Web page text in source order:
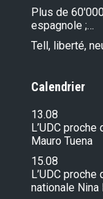
Plus de
espagnole ;…
Tell, liberté,
Calendrier
13.08
L’UDC
Mauro Tuena
15.08
L’UDC
nationale Nina